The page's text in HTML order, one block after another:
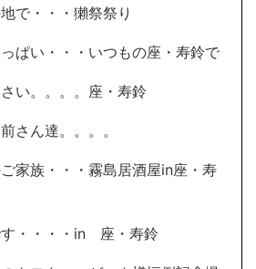
で・・・獺祭祭り
ぱい・・・いつもの座・寿鈴で
い。。。。座・寿鈴
さん達。。。。
家族・・・霧島居酒屋in座・寿
す・・・・in 座・寿鈴